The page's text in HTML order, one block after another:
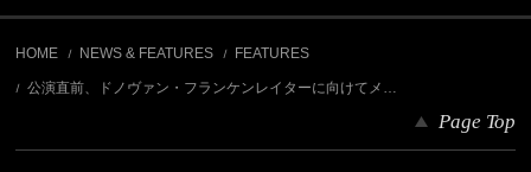
HOME NEWS & FEATURES FEATURES
公演直前、ドノヴァン・フランケンレイターに向けてメ…
Page Top